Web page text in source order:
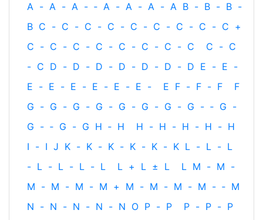
A - A - A - ‐ A - A - A - A B - B - B -
B C - C - C - C - C - C - C - C - C +
C - C - C - C - C - C - C - C C - C
- C D - D - D - D - D - D - D E - E -
E - E - E - E - E - E - E F - F - F
F
G - G - G - G - G - G - G - G - ‐ G -
G - ‐ G - G H ‐ H H - H - H - H - H
I - I J K - K - K - K - K - K L - L - L
- L - L - L - L L + L ± L L M - M -
M - M - M - M + M - M - M - M - ‐ M
N - N - N - N - N O P - P P - P - P